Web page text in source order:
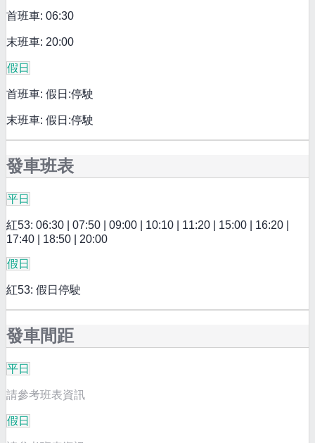
首班車: 06:30
末班車: 20:00
假日
首班車: 假日:停駛
末班車: 假日:停駛
發車班表
平日
紅53: 06:30 | 07:50 | 09:00 | 10:10 | 11:20 | 15:00 | 16:20 |
17:40 | 18:50 | 20:00
假日
紅53: 假日停駛
發車間距
平日
請參考班表資訊
假日